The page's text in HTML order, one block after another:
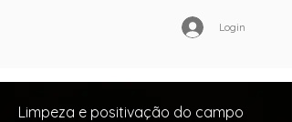
Login
Limpeza e positivação do campo